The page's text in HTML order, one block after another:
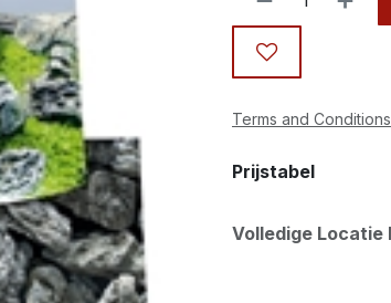
Terms and Conditions
Prijstabel
Volledige Locatie